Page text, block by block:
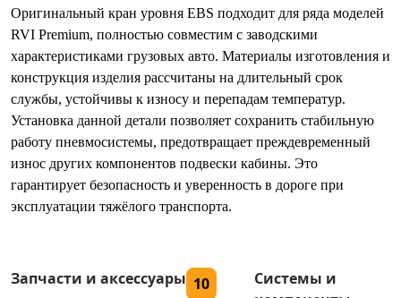
Оригинальный кран уровня EBS подходит для ряда моделей
RVI Premium, полностью совместим с заводскими
характеристиками грузовых авто. Материалы изготовления и
конструкция изделия рассчитаны на длительный срок
службы, устойчивы к износу и перепадам температур.
Установка данной детали позволяет сохранить стабильную
работу пневмосистемы, предотвращает преждевременный
износ других компонентов подвески кабины. Это
гарантирует безопасность и уверенность в дороге при
эксплуатации тяжёлого транспорта.
Запчасти и аксессуары 10
Системы и